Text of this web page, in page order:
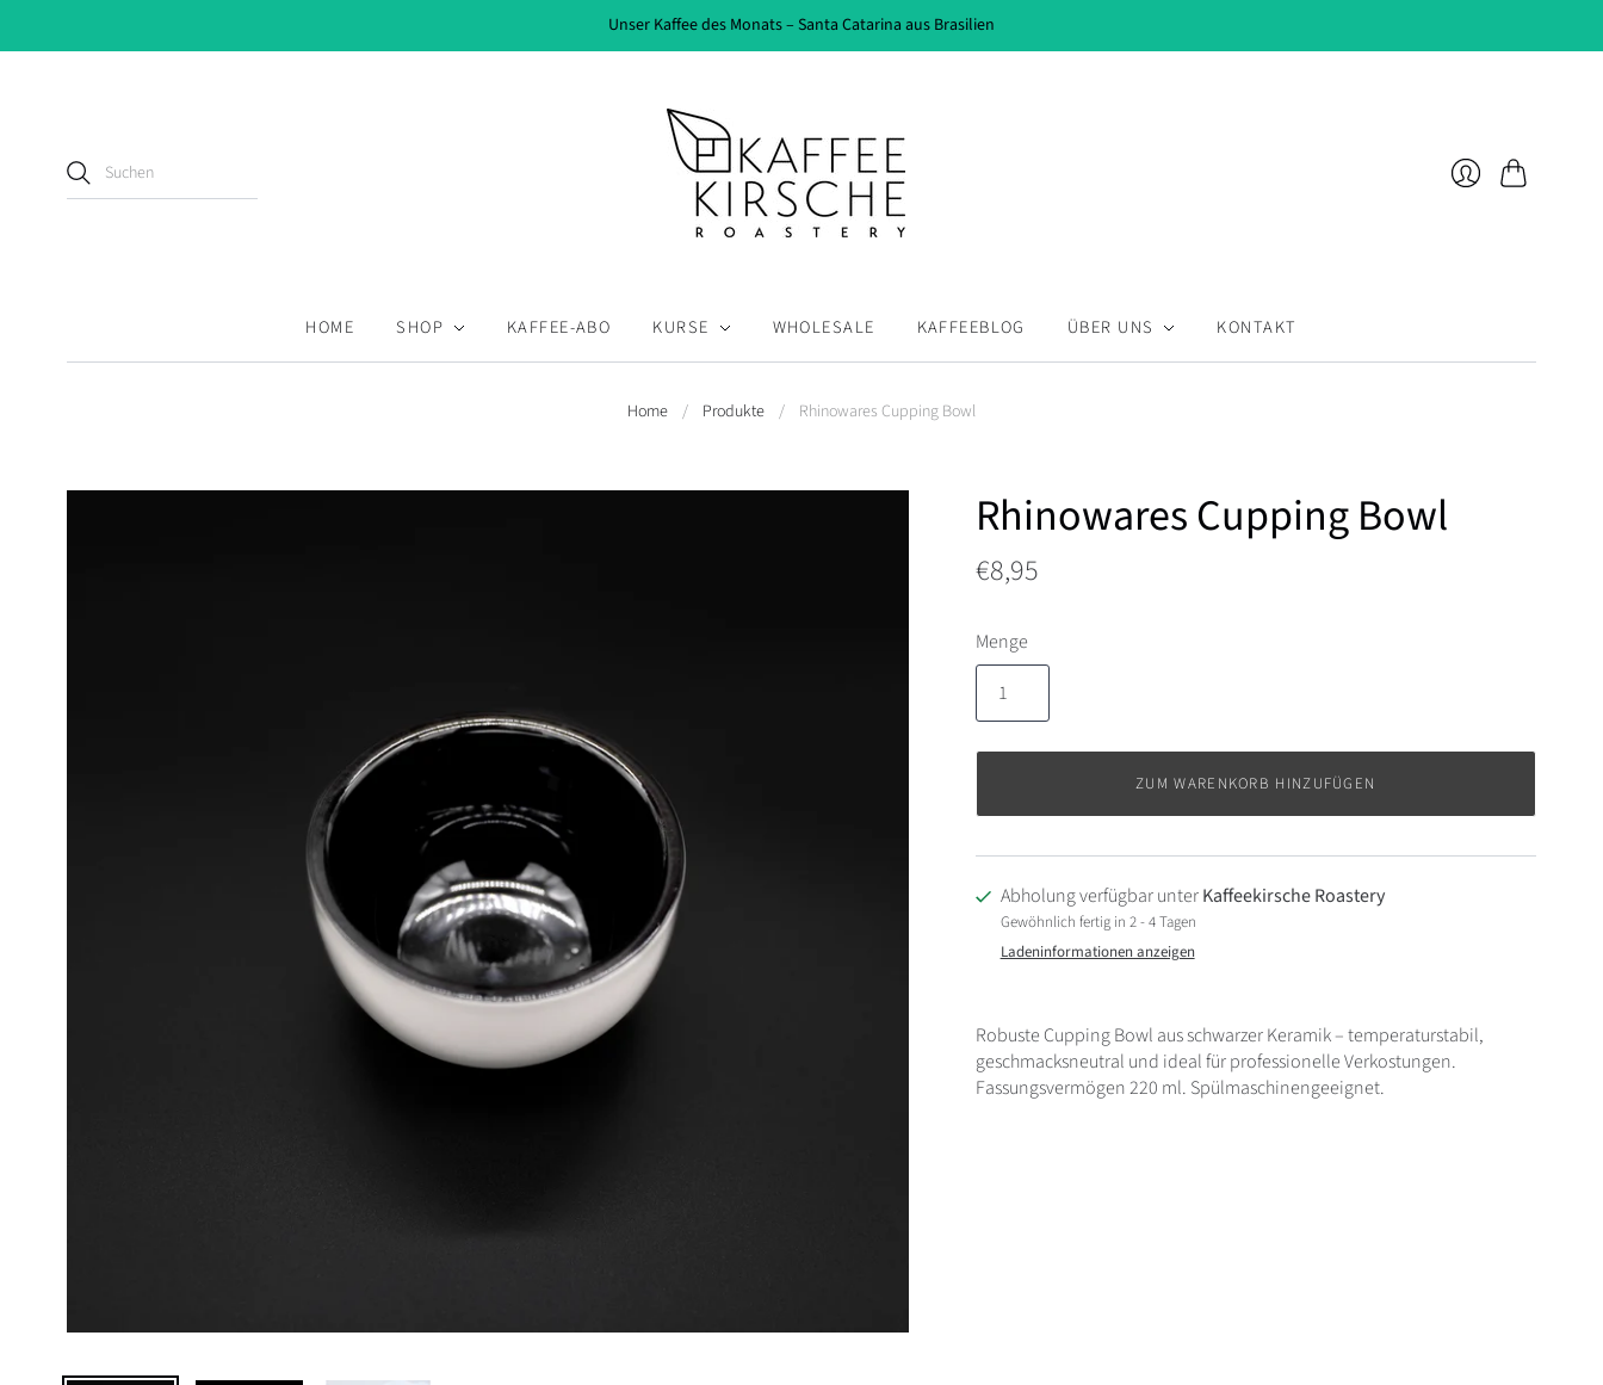
Unser Kaffee des Monats – Santa Catarina aus Brasilien
HOME SHOP KAFFEE-ABO KURSE WHOLESALE KAFFEEBLOG ÜBER UNS KONTAKT
Home / Produkte / Rhinowares Cupping Bowl
Rhinowares Cupping Bowl
€8,95
Menge
ZUM WARENKORB HINZUFÜGEN
Abholung verfügbar unterKaffeekirsche Roastery
Gewöhnlich fertig in 2 - 4 Tagen
Ladeninformationen anzeigen
Robuste Cupping Bowl aus schwarzer Keramik – temperaturstabil,
geschmacksneutral und ideal für professionelle Verkostungen.
Fassungsvermögen 220 ml. Spülmaschinengeeignet.